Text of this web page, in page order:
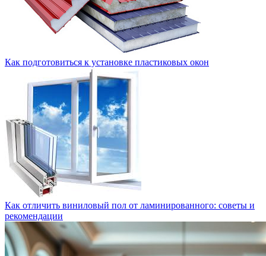
Как подготовиться к установке пластиковых окон
Как отличить виниловый пол от ламинированного: советы и
рекомендации